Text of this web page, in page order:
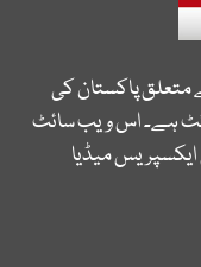
متعلق پاکستان کی
ہے۔ اس ویب سائٹ
میڈیا